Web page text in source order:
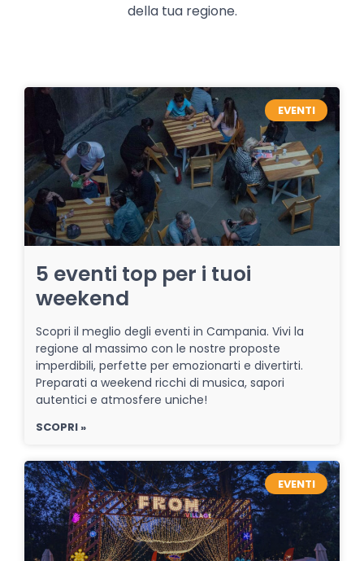
della tua regione.
EVENTI
5 eventi top per i tuoi
weekend
Scopri il meglio degli eventi in Campania. Vivi la
regione al massimo con le nostre proposte
imperdibili, perfette per emozionarti e divertirti.
Preparati a weekend ricchi di musica, sapori
autentici e atmosfere uniche!
SCOPRI »
EVENTI